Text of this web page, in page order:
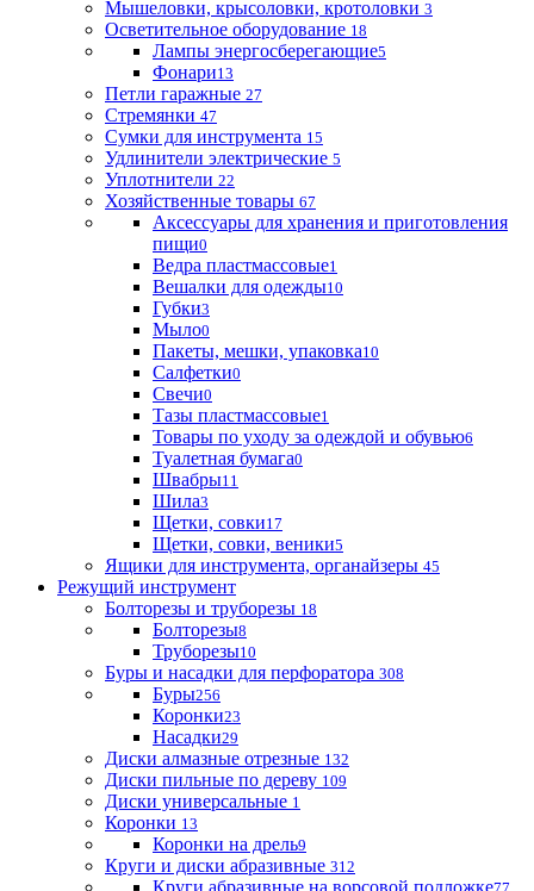
Мышеловки, крысоловки, кротоловки 3
Осветительное оборудование 18
Лампы энергосберегающие5
Фонари13
Петли гаражные 27
Стремянки 47
Сумки для инструмента 15
Удлинители электрические 5
Уплотнители 22
Хозяйственные товары 67
Аксессуары для хранения и приготовления
пищи0
Ведра пластмассовые1
Вешалки для одежды10
Губки3
Мыло0
Пакеты, мешки, упаковка10
Салфетки0
Свечи0
Тазы пластмассовые1
Товары по уходу за одеждой и обувью6
Туалетная бумага0
Швабры11
Шила3
Щетки, совки17
Щетки, совки, веники5
Ящики для инструмента, органайзеры 45
Режущий инструмент
Болторезы и труборезы 18
Болторезы8
Труборезы10
Буры и насадки для перфоратора 308
Буры256
Коронки23
Насадки29
Диски алмазные отрезные 132
Диски пильные по дереву 109
Диски универсальные 1
Коронки 13
Коронки на дрель9
Круги и диски абразивные 312
Круги абразивные на ворсовой подложке